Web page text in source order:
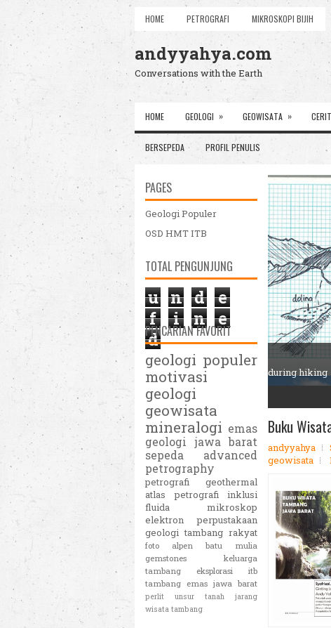
HOME PETROGRAFI MIKROSKOPI BIJIH
andyyahya.com
Conversations with the Earth
HOME GEOLOGI » GEOWISATA »
BERSEPEDA PROFIL PENULIS
Apa itu
Inklusi
adanya
solid juga
2 3 4
Buku
andyyahya
geowisata
PAGES
Geologi Populer
OSD HMT ITB
TOTAL PENGUNJUNG
u n d e
f
i n e
d
PENCARIAN FAVORIT
geologi populer
motivasi
geologi
geowisata
mineralogi emas
geologi jawa barat
sepeda
advanced
petrography
petrografi
geothermal
atlas petrografi
inklusi
fluida
mikroskop
elektron
perpustakaan
geologi tambang rakyat
foto alpen
batu mulia
gemstones
keluarga
tambang eksplorasi itb
tambang emas jawa barat
perlit
unsur tanah jarang
wisata tambang